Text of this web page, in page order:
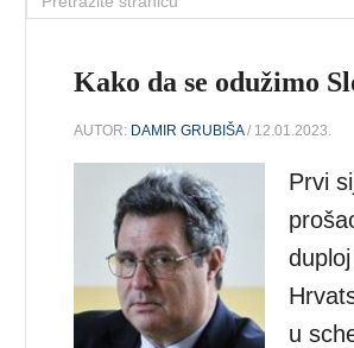
Kako da se odužimo
AUTOR: DAMIR GRUBIŠA/ 12.01.2023.
Prvi
u